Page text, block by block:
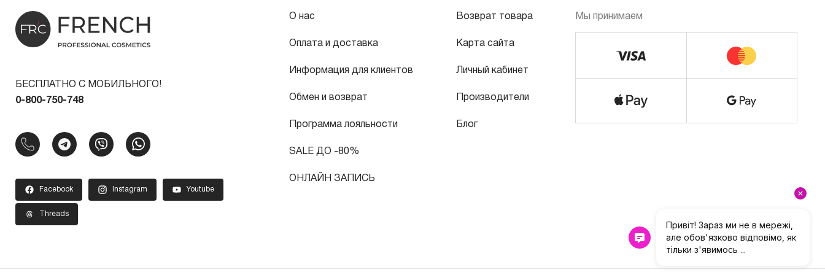
БЕСПЛАТНО С МОБИЛЬНОГО!
0-800-750-748
Facebook Instagram Youtube
Threads
О нас
Оплата и доставка
Информация для клиентов
Обмен и возврат
Программа лояльности
SALE ДО -80%
ОНЛАЙН ЗАПИСЬ
Возврат товара
Карта сайта
Личный кабинет
Производители
Блог
Мы принимаем